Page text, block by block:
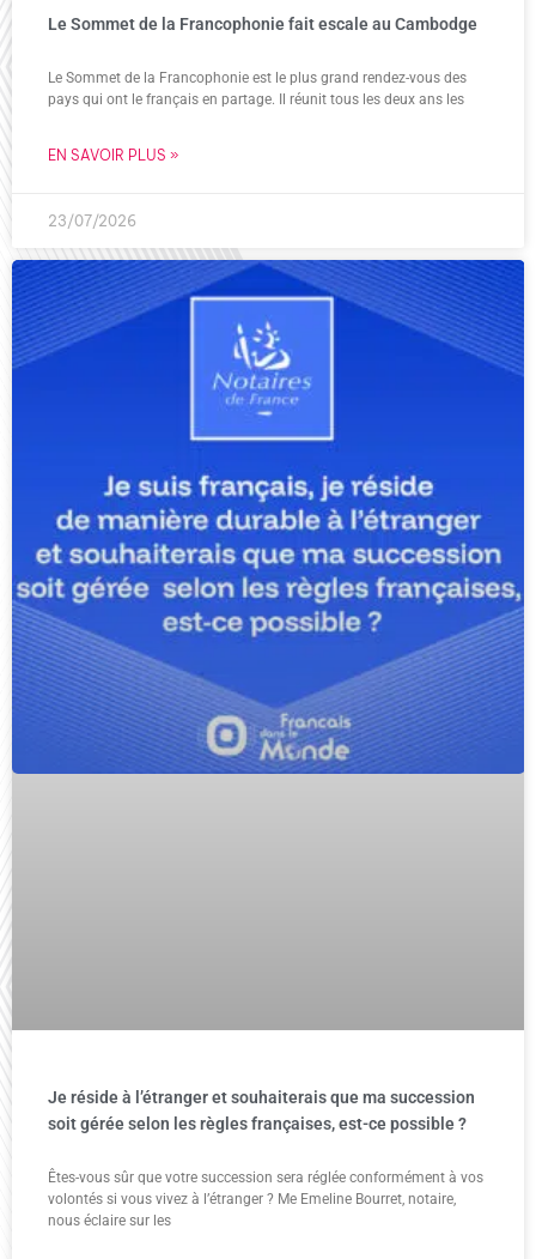
Le Sommet de la Francophonie fait escale au Cambodge
Le Sommet de la Francophonie est le plus grand rendez-vous des
pays qui ont le français en partage. Il réunit tous les deux ans les
EN SAVOIR PLUS »
23/07/2026
Je réside à l’étranger et souhaiterais que ma succession
soit gérée selon les règles françaises, est-ce possible ?
Êtes-vous sûr que votre succession sera réglée conformément à vos
volontés si vous vivez à l’étranger ? Me Emeline Bourret, notaire,
nous éclaire sur les